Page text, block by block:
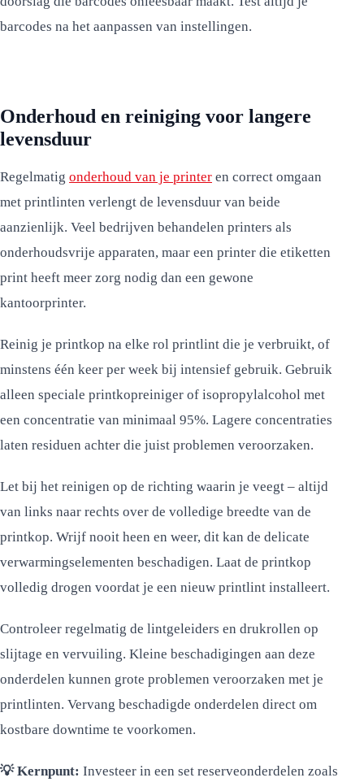
barcodes na het aanpassen van instellingen.
Onderhoud en reiniging voor langere
levensduur
Regelmatig onderhoud van je printer en correct omgaan
met printlinten verlengt de levensduur van beide
aanzienlijk. Veel bedrijven behandelen printers als
onderhoudsvrije apparaten, maar een printer die etiketten
print heeft meer zorg nodig dan een gewone
kantoorprinter.
Reinig je printkop na elke rol printlint die je verbruikt, of
minstens één keer per week bij intensief gebruik. Gebruik
alleen speciale printkopreiniger of isopropylalcohol met
een concentratie van minimaal 95%. Lagere concentraties
laten residuen achter die juist problemen veroorzaken.
Let bij het reinigen op de richting waarin je veegt – altijd
van links naar rechts over de volledige breedte van de
printkop. Wrijf nooit heen en weer, dit kan de delicate
verwarmingselementen beschadigen. Laat de printkop
volledig drogen voordat je een nieuw printlint installeert.
Controleer regelmatig de lintgeleiders en drukrollen op
slijtage en vervuiling. Kleine beschadigingen aan deze
onderdelen kunnen grote problemen veroorzaken met je
printlinten. Vervang beschadigde onderdelen direct om
kostbare downtime te voorkomen.
💡 Kernpunt: Investeer in een set reserveonderdelen zoals